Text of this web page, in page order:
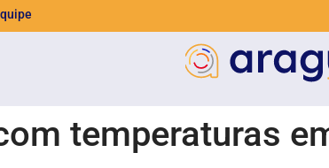
temperaturas